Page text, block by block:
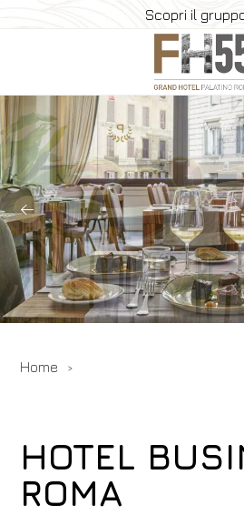
Scopri il
Hotel
Camere
Suite
Ristorante E
Meeting
Dove Siamo
Home
HOTEL
ROMA